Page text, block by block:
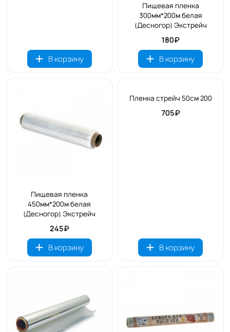
В корзину
Пищевая пленка
300мм*200м белая
(Десногор) Экстрейч
180₽
В корзину
Пищевая пленка
450мм*200м белая
(Десногор) Экстрейч
245₽
В корзину
Пленка стрейч 50см 200
705₽
В корзину